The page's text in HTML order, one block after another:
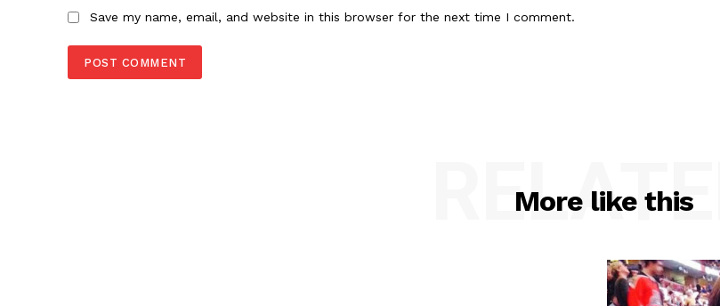
Save my name, email, and website in this browser for the next time I comment.
More like this
RELATED